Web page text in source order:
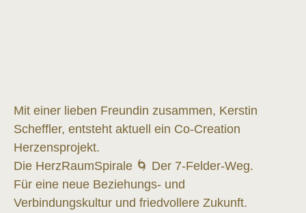
Mit einer lieben Freundin zusammen, Kerstin
Scheffler, entsteht aktuell ein Co-Creation
Herzensprojekt.
Die HerzRaumSpirale 🌀 Der 7-Felder-Weg.
Für eine neue Beziehungs- und
Verbindungskultur und friedvollere Zukunft.